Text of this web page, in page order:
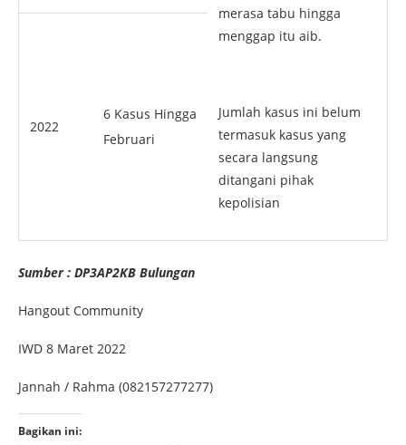
merasa tabu hingga
menggap itu aib.
Jumlah kasus ini belum
termasuk kasus yang
secara langsung
ditangani pihak
kepolisian
2022
6 Kasus Hingga
Februari
Sumber : DP3AP2KB Bulungan
Hangout Community
IWD 8 Maret 2022
Jannah / Rahma (082157277277)
Bagikan ini: